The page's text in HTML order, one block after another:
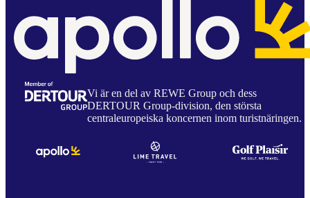
Vi är en del av REWE Group och dess
DERTOUR Group-division, den största
centraleuropeiska koncernen inom turistnäringen.